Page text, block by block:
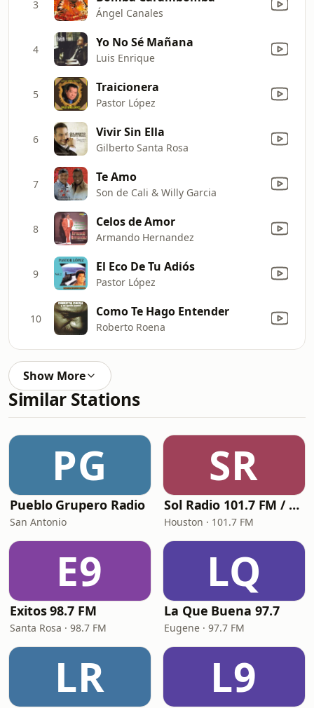
3
Ángel Canales
4 Yo No Sé Mañana
Luis Enrique
5 Traicionera
Pastor López
6 Vivir Sin Ella
Gilberto Santa Rosa
7 Te Amo
Son de Cali & Willy Garcia
8 Celos de Amor
Armando Hernandez
9 El Eco De Tu Adiós
Pastor López
10 Como Te Hago Entender
Roberto Roena
Show More
Similar Stations
PG
Pueblo Grupero Radio
San Antonio
SR
Sol Radio 101.7 FM / 106.9 HD3
Houston · 101.7 FM
E9
Exitos 98.7 FM
Santa Rosa · 98.7 FM
LQ
La Que Buena 97.7
Eugene · 97.7 FM
LR L9